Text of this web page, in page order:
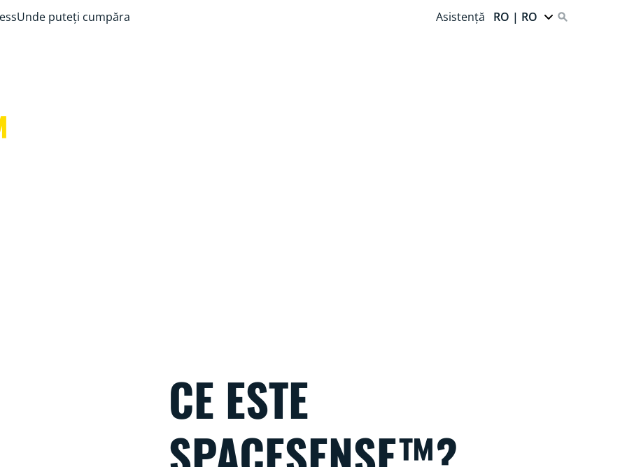
Unde puteți cumpăra Asistență RO | RO
CE ESTE